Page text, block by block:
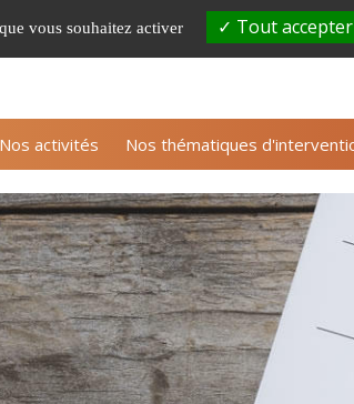
Nos activités Nos thématiques
vous souhaitez activer Tout accepter